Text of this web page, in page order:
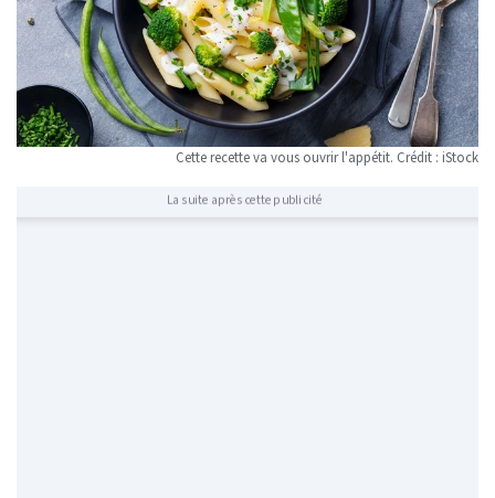
Cette recette va vous ouvrir l'appétit. Crédit : iStock
La suite après cette publicité